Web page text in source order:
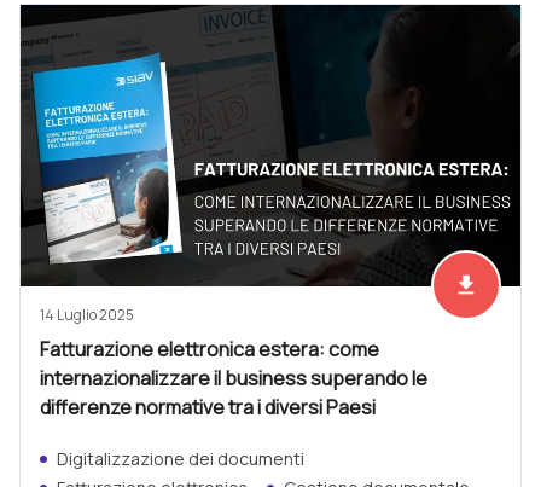
Scarica
file_download
14 Luglio 2025
Fatturazione elettronica estera: come
internazionalizzare il business superando le
differenze normative tra i diversi Paesi
Digitalizzazione dei documenti